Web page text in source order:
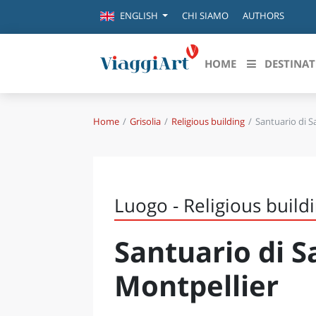
ENGLISH CHI SIAMO AUTHORS
HOME
Destinazioni in evidenza
FIRENZE
NAPOLI
BOLOGNA
LA SILA
IL SALENTO
Home Grisolia Religious building Santuario di
Luogo - Religious
Santuario di
Montpellier